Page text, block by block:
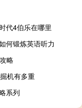
代4伯乐在哪里
何锻炼英语听力
略
机有多重
系列